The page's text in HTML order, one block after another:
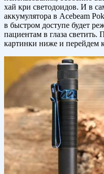
хай кри светодоидов. И в
аккумулятора в Acebeam
в быстром доступе будет
пациентам в глаза
картинки ниже и перейдем